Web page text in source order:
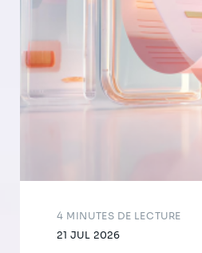
21 JUL 2026
4 MINUTES DE LECTURE